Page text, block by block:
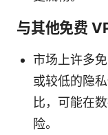
与其他免费
市场上许多
或较低的隐
比，可能在
险。